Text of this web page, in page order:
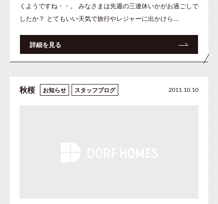
くようですね・・。 みなさまは先週の三連休いかがお過ごしで
したか？ とてもいい天気で旅行やレジャーに出かけら...
詳細を見る
秋桜 お知らせ スタッフブログ 2011.10.10